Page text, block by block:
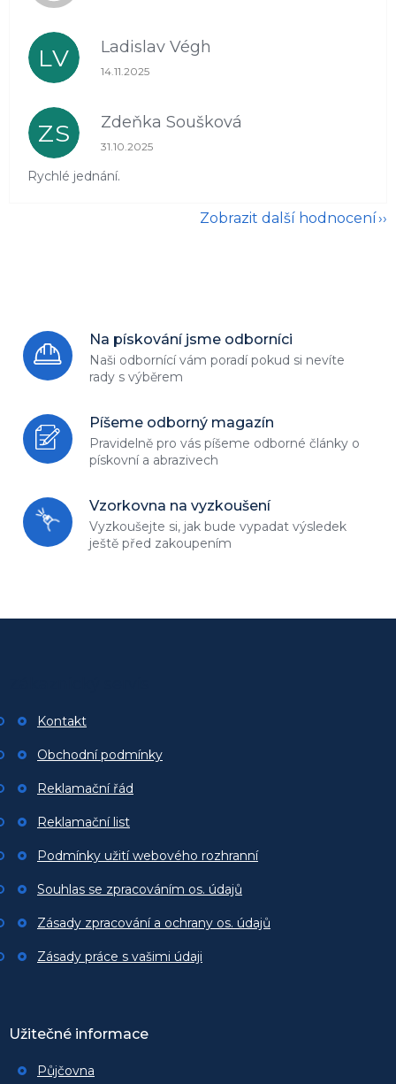
LV Ladislav Végh
Hodnocení obchodu je 5 z 5 hvězdiček.
14.11.2025
ZS Zdeňka Soušková
Hodnocení obchodu je 5 z 5 hvězdiček.
31.10.2025
Rychlé jednání.
Zobrazit další hodnocení
Na pískování jsme odborníci
Naši odbornící vám poradí pokud si nevíte
rady s výběrem
Píšeme odborný magazín
Pravidelně pro vás píšeme odborné články o
pískovní a abrazivech
Vzorkovna na vyzkoušení
Vyzkoušejte si, jak bude vypadat výsledek
ještě před zakoupením
í
Kontakt
Obchodní podmínky
Reklamační řád
Reklamační list
Podmínky užití webového rozhranní
Souhlas se zpracováním os. údajů
Zásady zpracování a ochrany os. údajů
Zásady práce s vašimi údaji
Užitečné informace
Půjčovna